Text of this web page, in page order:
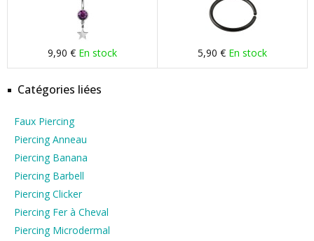
9,90 € En stock 5,90 € En stock
Catégories liées
Faux Piercing
Piercing Anneau
Piercing Banana
Piercing Barbell
Piercing Clicker
Piercing Fer à Cheval
Piercing Microdermal